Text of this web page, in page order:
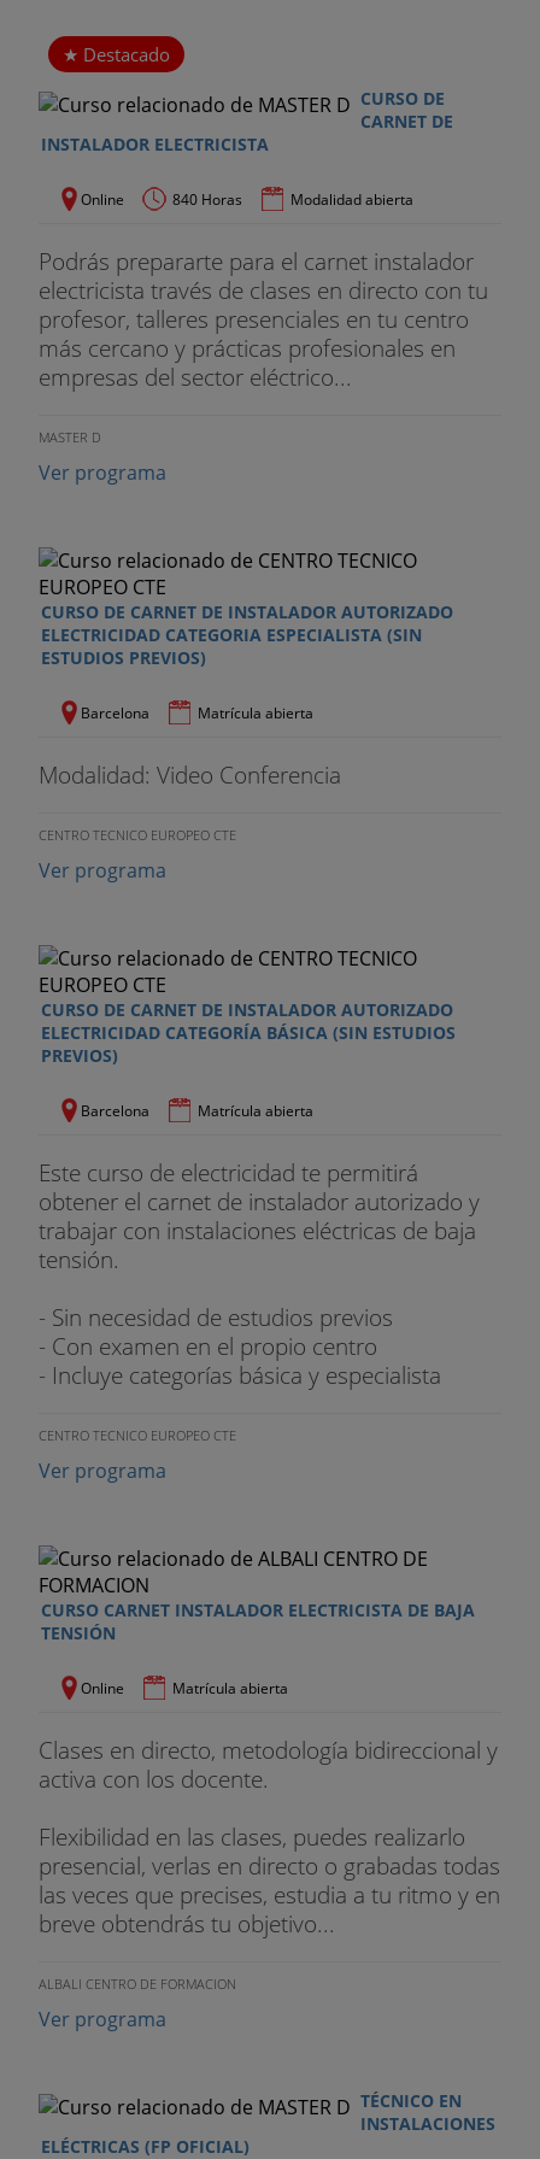
Secundaria. Especialidad Tecnología e Informática.
Profesora en el área de electricidad y electrónica
en SEAS.
JORGE MARQUES
Bachelor en Mantenimiento y Gestión de la
Doctorando en Ciencias Ambientales (energías
renovables).
Máster Universitario en Prevención de Riesgos
Laborales, especialidad Seguridad en el Trabajo,
Higiene y Ergonomía.
Máster privado en Innovación y Producción
Profesor en las áreas de automatización,
producción y mantenimiento industrial en SEAS.
Destacado
CURSO DE
CARNET DE
INSTALADOR ELECTRICISTA
Online 840 Horas Modalidad abierta
Podrás prepararte para el carnet instalador
electricista través de clases en directo con tu
profesor, talleres presenciales en tu centro
más cercano y prácticas profesionales en
empresas del sector eléctrico...
MASTER D
Ver programa
CURSO DE CARNET DE INSTALADOR AUTORIZADO
ELECTRICIDAD CATEGORIA ESPECIALISTA (SIN
ESTUDIOS PREVIOS)
Barcelona Matrícula abierta
Modalidad: Video Conferencia
CENTRO TECNICO EUROPEO CTE
Ver programa
CURSO DE CARNET DE INSTALADOR AUTORIZADO
ELECTRICIDAD CATEGORÍA BÁSICA (SIN ESTUDIOS
PREVIOS)
Barcelona Matrícula abierta
Este curso de electricidad te permitirá
obtener el carnet de instalador autorizado y
trabajar con instalaciones eléctricas de baja
tensión.
- Sin necesidad de estudios previos
- Con examen en el propio centro
- Incluye categorías básica y especialista
CENTRO TECNICO EUROPEO CTE
Ver programa
CURSO CARNET INSTALADOR ELECTRICISTA DE BAJA
TENSIÓN
Online Matrícula abierta
Clases en directo, metodología bidireccional y
activa con los docente.
Flexibilidad en las clases, puedes realizarlo
presencial, verlas en directo o grabadas todas
las veces que precises, estudia a tu ritmo y en
breve obtendrás tu objetivo...
ALBALI CENTRO DE FORMACION
Ver programa
TÉCNICO EN
INSTALACIONES
ELÉCTRICAS (FP OFICIAL)